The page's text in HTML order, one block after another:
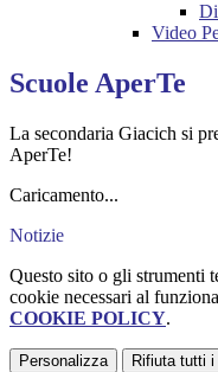
Video
Scuole AperTe
La secondaria Giacich si
AperTe!
Caricamento...
Notizie
Questo sito o gli strumenti
cookie necessari al
COOKIE POLICY.
Personalizza Rifiuta tutti i